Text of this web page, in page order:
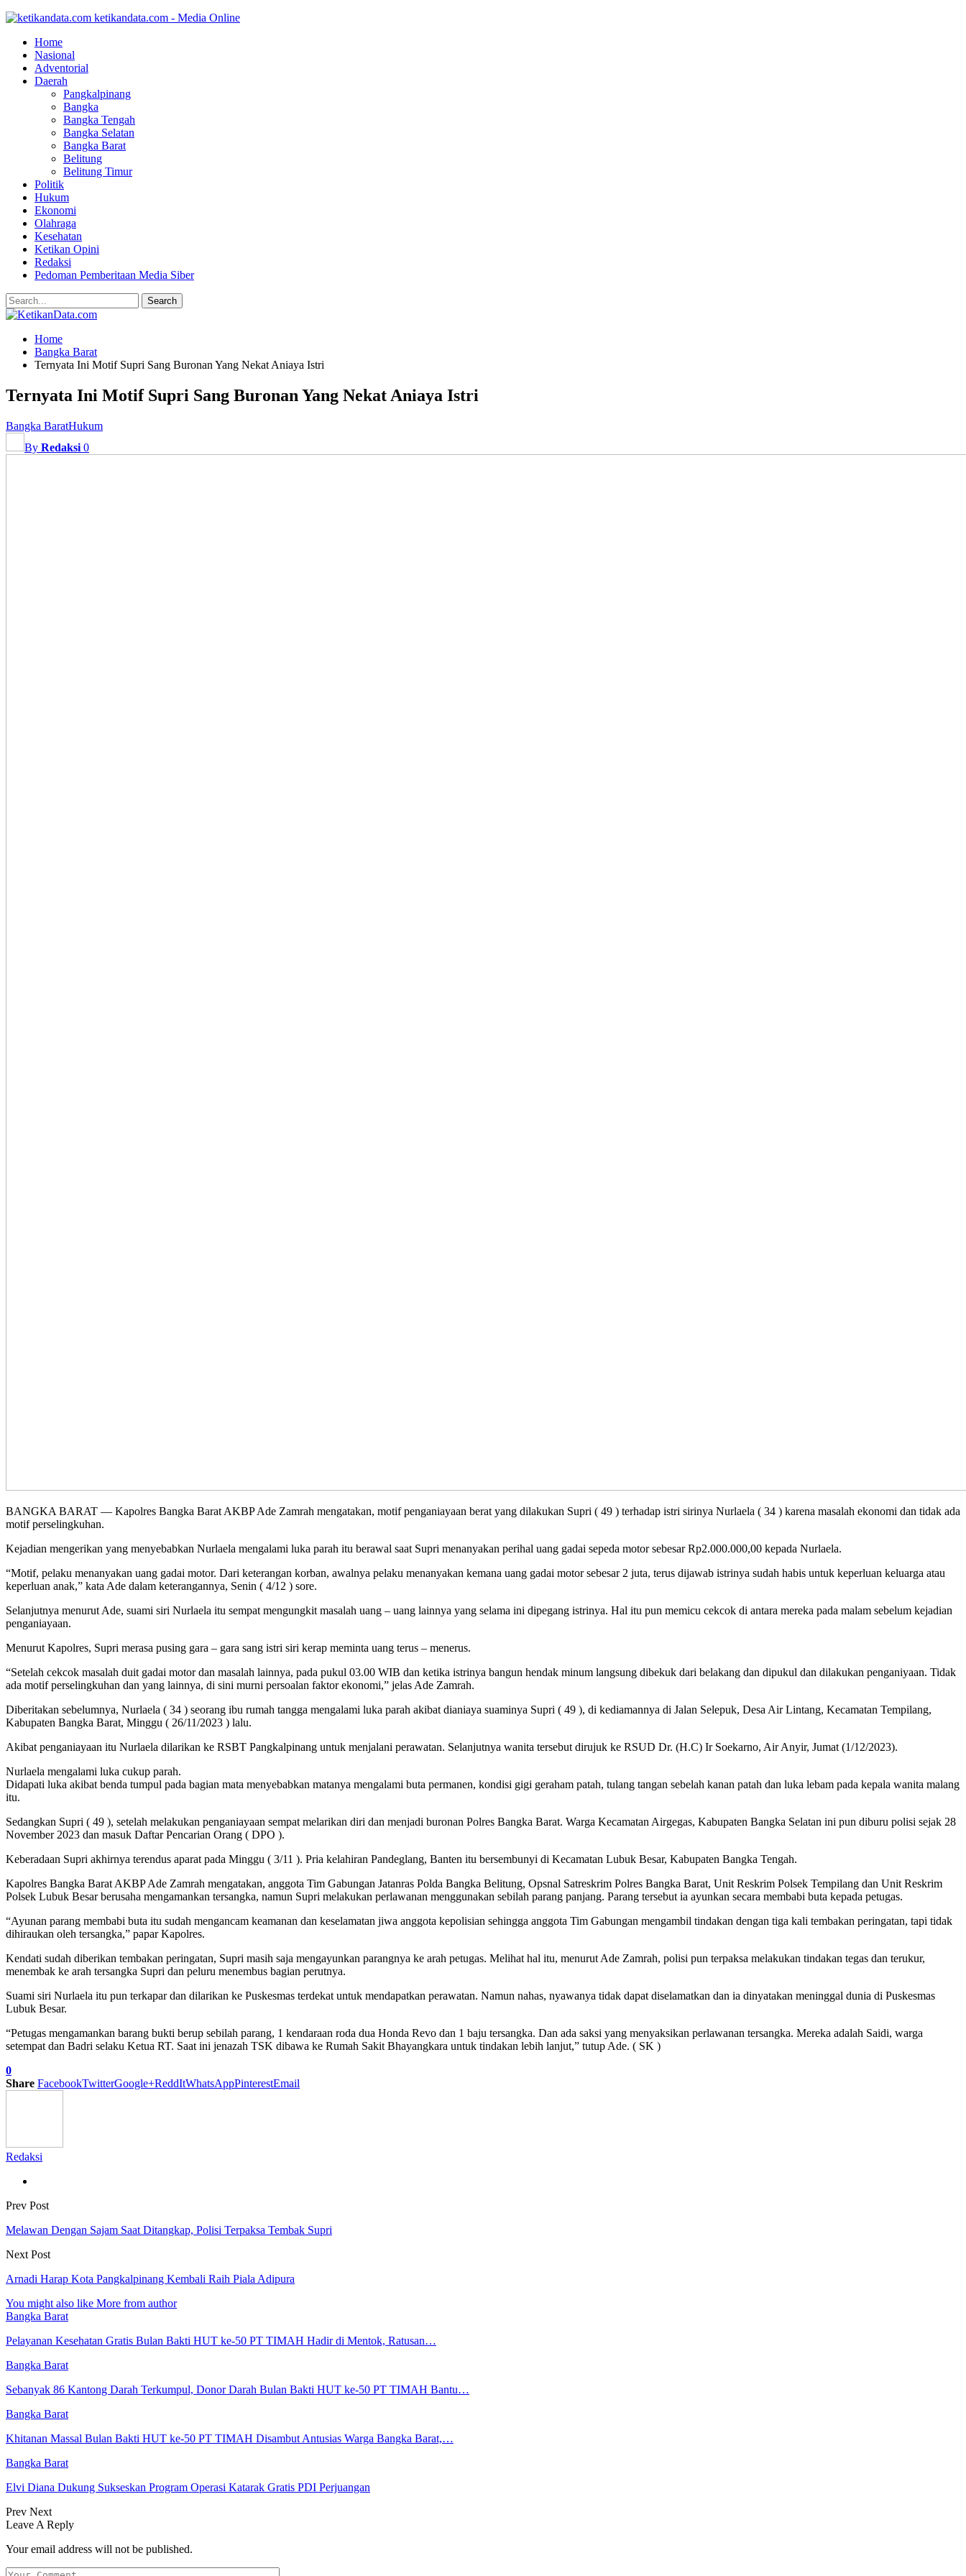
ketikandata.com - Media Online
Home
Nasional
Adventorial
Daerah
Pangkalpinang
Bangka
Bangka Tengah
Bangka Selatan
Bangka Barat
Belitung
Belitung Timur
Politik
Hukum
Ekonomi
Olahraga
Kesehatan
Ketikan Opini
Redaksi
Pedoman Pemberitaan Media Siber
Home
Bangka Barat
Ternyata Ini Motif Supri Sang Buronan Yang Nekat Aniaya Istri
Ternyata Ini Motif Supri Sang Buronan Yang Nekat Aniaya Istri
Bangka BaratHukum
By Redaksi 0
BANGKA BARAT — Kapolres Bangka Barat AKBP Ade Zamrah mengatakan, motif penganiayaan berat yang dilakukan Supri ( 49 ) terhadap istri sirinya Nurlaela ( 34 ) karena masalah ekonomi dan tidak ada
motif perselingkuhan.
Kejadian mengerikan yang menyebabkan Nurlaela mengalami luka parah itu berawal saat Supri menanyakan perihal uang gadai sepeda motor sebesar Rp2.000.000,00 kepada Nurlaela.
“Motif, pelaku menanyakan uang gadai motor. Dari keterangan korban, awalnya pelaku menanyakan kemana uang gadai motor sebesar 2 juta, terus dijawab istrinya sudah habis untuk keperluan keluarga atau
keperluan anak,” kata Ade dalam keterangannya, Senin ( 4/12 ) sore.
Selanjutnya menurut Ade, suami siri Nurlaela itu sempat mengungkit masalah uang – uang lainnya yang selama ini dipegang istrinya. Hal itu pun memicu cekcok di antara mereka pada malam sebelum kejadian
penganiayaan.
Menurut Kapolres, Supri merasa pusing gara – gara sang istri siri kerap meminta uang terus – menerus.
“Setelah cekcok masalah duit gadai motor dan masalah lainnya, pada pukul 03.00 WIB dan ketika istrinya bangun hendak minum langsung dibekuk dari belakang dan dipukul dan dilakukan penganiyaan. Tidak
ada motif perselingkuhan dan yang lainnya, di sini murni persoalan faktor ekonomi,” jelas Ade Zamrah.
Diberitakan sebelumnya, Nurlaela ( 34 ) seorang ibu rumah tangga mengalami luka parah akibat dianiaya suaminya Supri ( 49 ), di kediamannya di Jalan Selepuk, Desa Air Lintang, Kecamatan Tempilang,
Kabupaten Bangka Barat, Minggu ( 26/11/2023 ) lalu.
Akibat penganiayaan itu Nurlaela dilarikan ke RSBT Pangkalpinang untuk menjalani perawatan. Selanjutnya wanita tersebut dirujuk ke RSUD Dr. (H.C) Ir Soekarno, Air Anyir, Jumat (1/12/2023).
Nurlaela mengalami luka cukup parah.
Didapati luka akibat benda tumpul pada bagian mata menyebabkan matanya mengalami buta permanen, kondisi gigi geraham patah, tulang tangan sebelah kanan patah dan luka lebam pada kepala wanita malang
itu.
Sedangkan Supri ( 49 ), setelah melakukan penganiayaan sempat melarikan diri dan menjadi buronan Polres Bangka Barat. Warga Kecamatan Airgegas, Kabupaten Bangka Selatan ini pun diburu polisi sejak 28
November 2023 dan masuk Daftar Pencarian Orang ( DPO ).
Keberadaan Supri akhirnya terendus aparat pada Minggu ( 3/11 ). Pria kelahiran Pandeglang, Banten itu bersembunyi di Kecamatan Lubuk Besar, Kabupaten Bangka Tengah.
Kapolres Bangka Barat AKBP Ade Zamrah mengatakan, anggota Tim Gabungan Jatanras Polda Bangka Belitung, Opsnal Satreskrim Polres Bangka Barat, Unit Reskrim Polsek Tempilang dan Unit Reskrim
Polsek Lubuk Besar berusaha mengamankan tersangka, namun Supri melakukan perlawanan menggunakan sebilah parang panjang. Parang tersebut ia ayunkan secara membabi buta kepada petugas.
“Ayunan parang membabi buta itu sudah mengancam keamanan dan keselamatan jiwa anggota kepolisian sehingga anggota Tim Gabungan mengambil tindakan dengan tiga kali tembakan peringatan, tapi tidak
dihiraukan oleh tersangka,” papar Kapolres.
Kendati sudah diberikan tembakan peringatan, Supri masih saja mengayunkan parangnya ke arah petugas. Melihat hal itu, menurut Ade Zamrah, polisi pun terpaksa melakukan tindakan tegas dan terukur,
menembak ke arah tersangka Supri dan peluru menembus bagian perutnya.
Suami siri Nurlaela itu pun terkapar dan dilarikan ke Puskesmas terdekat untuk mendapatkan perawatan. Namun nahas, nyawanya tidak dapat diselamatkan dan ia dinyatakan meninggal dunia di Puskesmas
Lubuk Besar.
“Petugas mengamankan barang bukti berup sebilah parang, 1 kendaraan roda dua Honda Revo dan 1 baju tersangka. Dan ada saksi yang menyaksikan perlawanan tersangka. Mereka adalah Saidi, warga
setempat dan Badri selaku Ketua RT. Saat ini jenazah TSK dibawa ke Rumah Sakit Bhayangkara untuk tindakan lebih lanjut,” tutup Ade. ( SK )
0
Share FacebookTwitterGoogle+ReddItWhatsAppPinterestEmail
Redaksi
Prev Post
Melawan Dengan Sajam Saat Ditangkap, Polisi Terpaksa Tembak Supri
Next Post
Arnadi Harap Kota Pangkalpinang Kembali Raih Piala Adipura
You might also like More from author
Bangka Barat
Pelayanan Kesehatan Gratis Bulan Bakti HUT ke-50 PT TIMAH Hadir di Mentok, Ratusan…
Bangka Barat
Sebanyak 86 Kantong Darah Terkumpul, Donor Darah Bulan Bakti HUT ke-50 PT TIMAH Bantu…
Bangka Barat
Khitanan Massal Bulan Bakti HUT ke-50 PT TIMAH Disambut Antusias Warga Bangka Barat,…
Bangka Barat
Elvi Diana Dukung Sukseskan Program Operasi Katarak Gratis PDI Perjuangan
Prev Next
Leave A Reply
Your email address will not be published.